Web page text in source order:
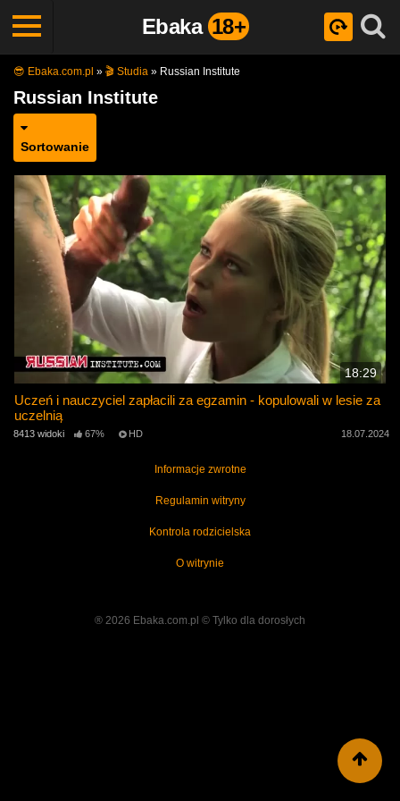
Ebaka 18+
😎 Ebaka.com.pl » 🎬 Studia » Russian Institute
Russian Institute
Sortowanie
18:29
Uczeń i nauczyciel zapłacili za egzamin - kopulowali w lesie za
uczelnią
8413 widoki 67% HD 18.07.2024
Informacje zwrotne
Regulamin witryny
Kontrola rodzicielska
O witrynie
® 2026 Ebaka.com.pl ©️ Tylko dla dorosłych